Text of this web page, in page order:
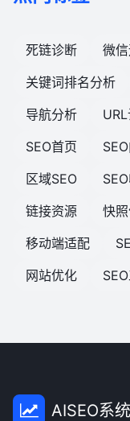
死链诊断 微
关键词排名分析
导航分析
SEO首页
区域SEO
链接资源
快
移动端适配
网站优化
AISEO系统